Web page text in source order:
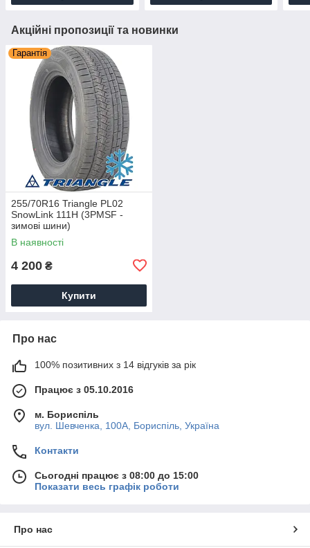
Акційні пропозиції та новинки
Гарантія
255/70R16 Triangle PL02
SnowLink 111H (3PMSF -
зимові шини)
В наявності
4 200 ₴
Купити
Про нас
100% позитивних з 14 відгуків за рік
Працює з 05.10.2016
м. Бориспіль
вул. Шевченка, 100А, Бориспіль, Україна
Контакти
Сьогодні працює з 08:00 до 15:00
Показати весь графік роботи
Про нас